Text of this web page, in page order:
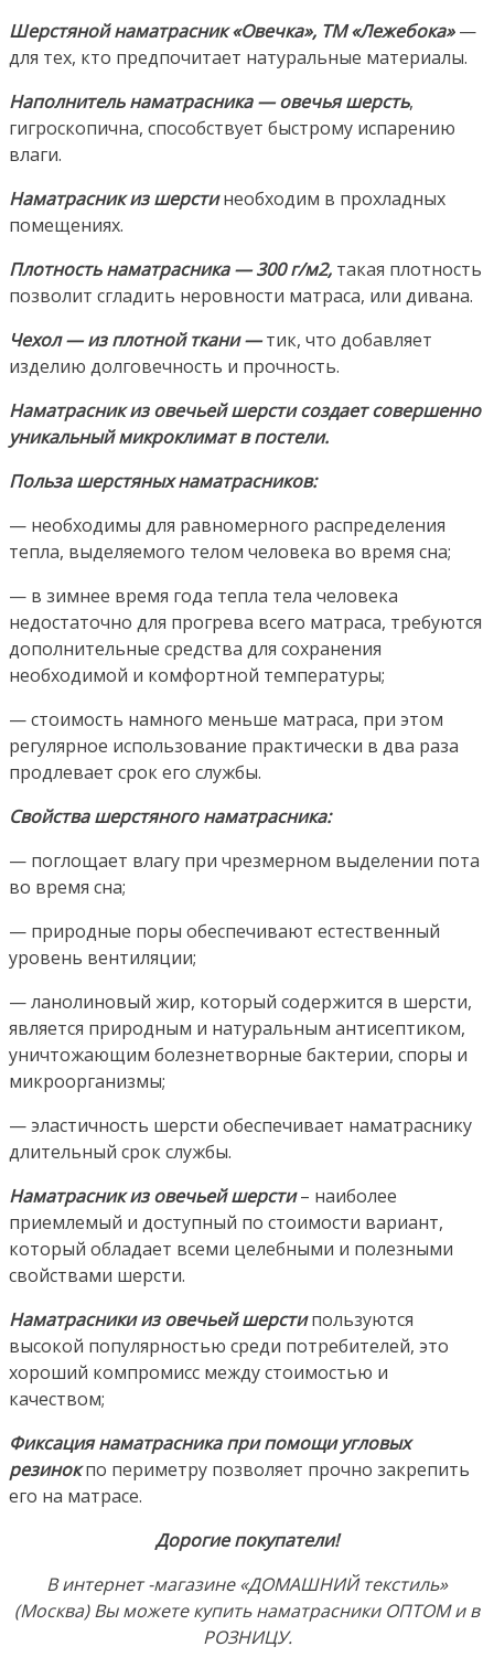
Россия
Шерстяной наматрасник «Овечка», ТМ «Лежебока»—
для тех, кто предпочитает натуральные материалы.
Наполнитель наматрасника — овечья шерсть,
гигроскопична, способствует быстрому испарению
влаги.
Наматрасник из шерстинеобходим в прохладных
помещениях.
Плотность наматрасника — 300 г/м2, такая плотность
позволит сгладить неровности матраса, или дивана.
Чехол — из плотной ткани —тик, что добавляет
изделию долговечность и прочность.
Наматрасник из овечьей шерсти создает совершенно
уникальный микроклимат в постели.
Польза шерстяных наматрасников:
— необходимы для равномерного распределения
тепла, выделяемого телом человека во время сна;
— в зимнее время года тепла тела человека
недостаточно для прогрева всего матраса, требуются
дополнительные средства для сохранения
необходимой и комфортной температуры;
— стоимость намного меньше матраса, при этом
регулярное использование практически в два раза
продлевает срок его службы.
Свойства шерстяного наматрасника:
— поглощает влагу при чрезмерном выделении пота
во время сна;
— природные поры обеспечивают естественный
уровень вентиляции;
— ланолиновый жир, который содержится в шерсти,
является природным и натуральным антисептиком,
уничтожающим болезнетворные бактерии, споры и
микроорганизмы;
— эластичность шерсти обеспечивает наматраснику
длительный срок службы.
Наматрасник из овечьей шерсти – наиболее
приемлемый и доступный по стоимости вариант,
который обладает всеми целебными и полезными
свойствами шерсти.
Наматрасники из овечьей шерстипользуются
высокой популярностью среди потребителей, это
хороший компромисс между стоимостью и
качеством;
Фиксация наматрасника при помощи угловых
резинокпо периметру позволяет прочно закрепить
его на матрасе.
Дорогие покупатели!
В интернет -магазине «ДОМАШНИЙ текстиль»
(Москва) Вы можете купить наматрасники ОПТОМ и в
РОЗНИЦУ.